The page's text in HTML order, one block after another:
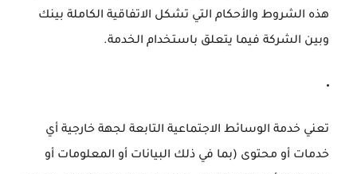
هذه الشروط والأحكام التي تشكل الاتفاقية الكاملة بينك
وبين الشركة فيما يتعلق باستخدام الخدمة.
تعني خدمة الوسائط الاجتماعية التابعة لجهة خارجية أي
خدمات أو محتوى (بما في ذلك البيانات أو المعلومات أو